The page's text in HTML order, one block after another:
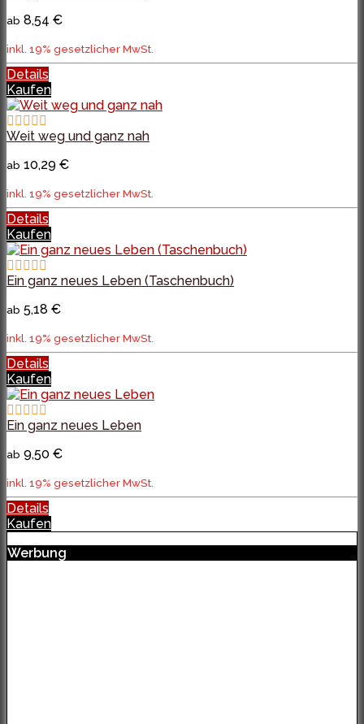
ab 8,54 €
inkl. 19% gesetzlicher MwSt.
Details
Kaufen
Weit weg und ganz nah
ab 10,29 €
inkl. 19% gesetzlicher MwSt.
Details
Kaufen
Ein ganz neues Leben (Taschenbuch)
ab 5,18 €
inkl. 19% gesetzlicher MwSt.
Details
Kaufen
Ein ganz neues Leben
ab 9,50 €
inkl. 19% gesetzlicher MwSt.
Details
Kaufen
Werbung